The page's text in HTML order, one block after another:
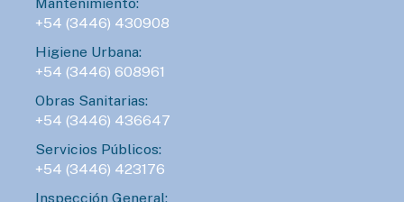
+54 (3446) 430908
Higiene Urbana:
+54 (3446) 608961
Obras Sanitarias:
+54 (3446) 436647
Servicios Públicos:
+54 (3446) 423176
Inspección General: